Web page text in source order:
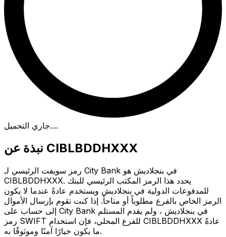
جاري التحميل....
نبذة عن CIBLBDDHXXX
رمز سويفت الرئيسي لـ City Bank في بنجلاديش هو
CIBLBDDHXXX. يحدد هذا الرمز المكتب الرئيسي للبنك
للمدفوعات الدولية في بنجلاديش ويستخدم عادةً عندما لا يكون
الرمز الخاص بالفرع مطلوباً أو متاحاً. إذا كنت تقوم بإرسال الأموال
إلى حساب على City Bank في بنجلاديش ، ولم يقدم المستلم
رمز SWIFT للفرع المحلي، فإن استخدام CIBLBDDHXXX عادةً
ما يكون خيارًا آمنًا وموثوقًا به.